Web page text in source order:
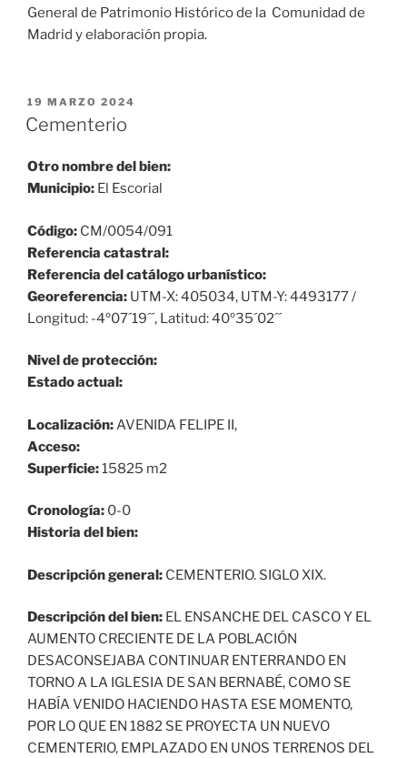
General de Patrimonio Histórico de la Comunidad de
Madrid y elaboración propia.
PUBLICADO
EL
19 MARZO 2024
Cementerio
Otro nombre del bien:
Municipio: El Escorial
Código: CM/0054/091
Referencia catastral:
Referencia del catálogo urbanístico:
Georeferencia: UTM-X: 405034, UTM-Y: 4493177 /
Longitud: -4º07´19´´, Latitud: 40º35´02´´
Nivel de protección:
Estado actual:
Localización:AVENIDA FELIPE II,
Acceso:
Superficie:15825 m2
Cronología: 0-0
Historia del bien:
Descripción general: CEMENTERIO. SIGLO XIX.
Descripción del bien: EL ENSANCHE DEL CASCO Y EL
AUMENTO CRECIENTE DE LA POBLACIÓN
DESACONSEJABA CONTINUAR ENTERRANDO EN
TORNO A LA IGLESIA DE SAN BERNABÉ, COMO SE
HABÍA VENIDO HACIENDO HASTA ESE MOMENTO,
POR LO QUE EN 1882 SE PROYECTA UN NUEVO
CEMENTERIO, EMPLAZADO EN UNOS TERRENOS DEL